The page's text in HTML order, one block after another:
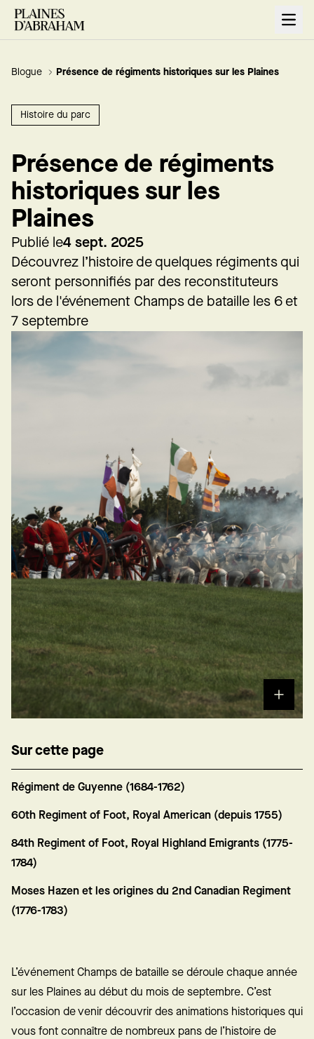
Open
Blogue Présence de régiments historiques sur les Plaines
Histoire du parc
Présence de régiments
historiques sur les
Plaines
Publié le4 sept. 2025
Découvrez l’histoire de quelques régiments qui
seront personnifiés par des reconstituteurs
lors de l'événement Champs de bataille les 6 et
7 septembre
Sur cette page
Régiment de Guyenne (1684-1762)
60th Regiment of Foot, Royal American (depuis 1755)
84th Regiment of Foot, Royal Highland Emigrants (1775-
1784)
Moses Hazen et les origines du 2nd Canadian Regiment
(1776-1783)
L’événement Champs de bataille se déroule chaque année
sur les Plaines au début du mois de septembre. C’est
l’occasion de venir découvrir des animations historiques qui
vous font connaître de nombreux pans de l’histoire de